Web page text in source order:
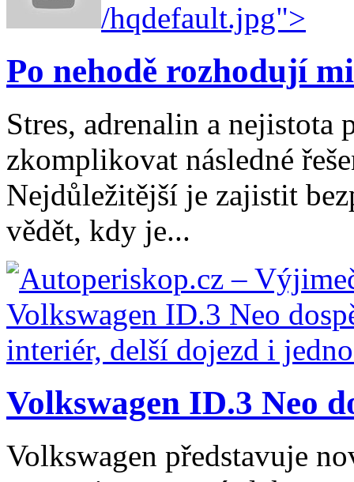
/hqdefault.jpg">
Po nehodě rozhodují
Stres, adrenalin a nejistota
zkomplikovat následné
Nejdůležitější je zajistit
vědět, kdy je...
Volkswagen ID.3 Neo
Volkswagen představuje